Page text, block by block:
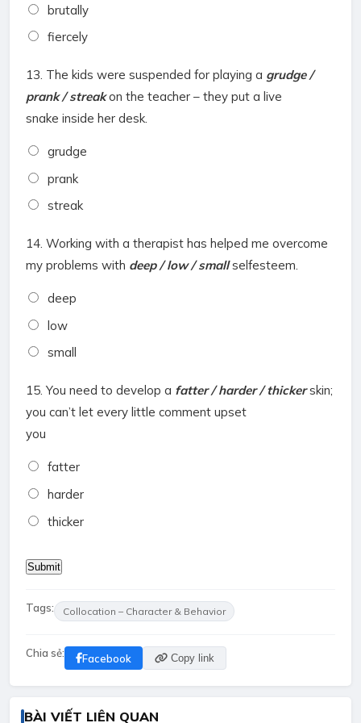
brutally
fiercely
13. The kids were suspended for playing a grudge /
prank / streakon the teacher – they put a live
snake inside her desk.
grudge
prank
streak
14. Working with a therapist has helped me overcome
my problems with deep / low / small selfesteem.
deep
low
small
15. You need to develop a fatter / harder / thickerskin;
you can’t let every little comment upset
you
fatter
harder
thicker
Tags: Collocation – Character & Behavior
Chia sẻ: Facebook Copy link
BÀI VIẾT LIÊN QUAN